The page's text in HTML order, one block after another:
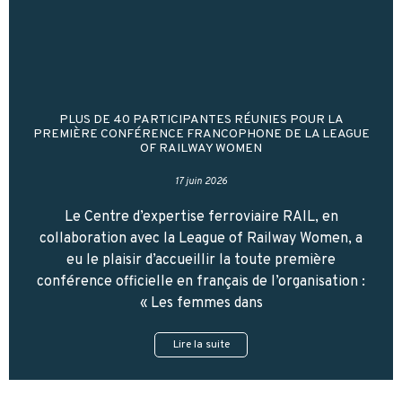
PLUS DE 40 PARTICIPANTES RÉUNIES POUR LA
PREMIÈRE CONFÉRENCE FRANCOPHONE DE LA LEAGUE
OF RAILWAY WOMEN
17 juin 2026
Le Centre d’expertise ferroviaire RAIL, en
collaboration avec la League of Railway Women, a
eu le plaisir d’accueillir la toute première
conférence officielle en français de l’organisation :
« Les femmes dans
Lire la suite